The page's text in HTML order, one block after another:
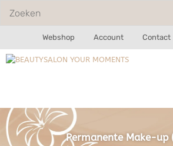
Webshop Account Contact
Permanente Make-up